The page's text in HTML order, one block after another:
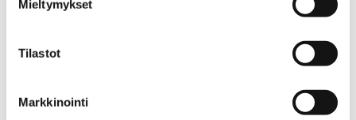
Mieltymykset
Tilastot
Markkinointi